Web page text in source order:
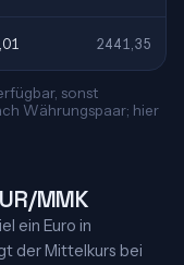
2441,35
sonst
Währungspaar; hier
MMK
ein Euro in
der Mittelkurs bei